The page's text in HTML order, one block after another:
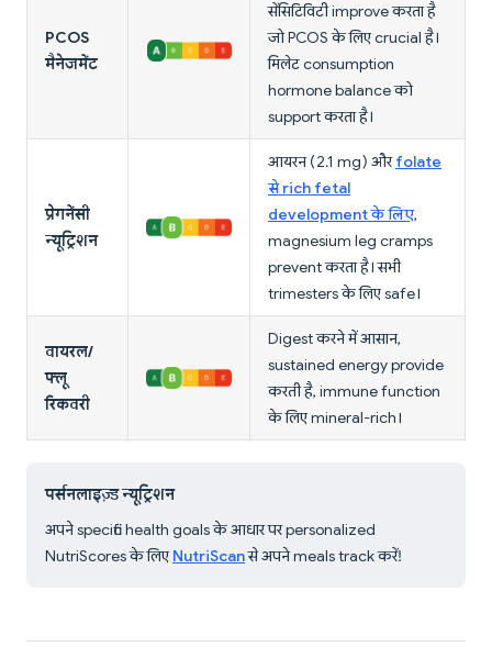
PCOS
मैनेजमेंट
सेंसिटिविटी improve करता है
जो PCOS के लिए crucial है।
मिलेट consumption
hormone balance को
support करता है।
प्रेगनेंसी
न्यूट्रिशन
आयरन (2.1 mg) औरfolate
से rich fetal
development के लिए,
magnesium leg cramps
prevent करता है। सभी
trimesters के लिए safe।
वायरल/
फ्लू
रिकवरी
Digest करने में आसान,
sustained energy provide
करती है, immune function
के लिए mineral-rich।
पर्सनलाइज़्ड न्यूट्रिशन
अपने specific health goals के आधार पर personalized
NutriScores के लिए NutriScanसे अपने meals track करें!